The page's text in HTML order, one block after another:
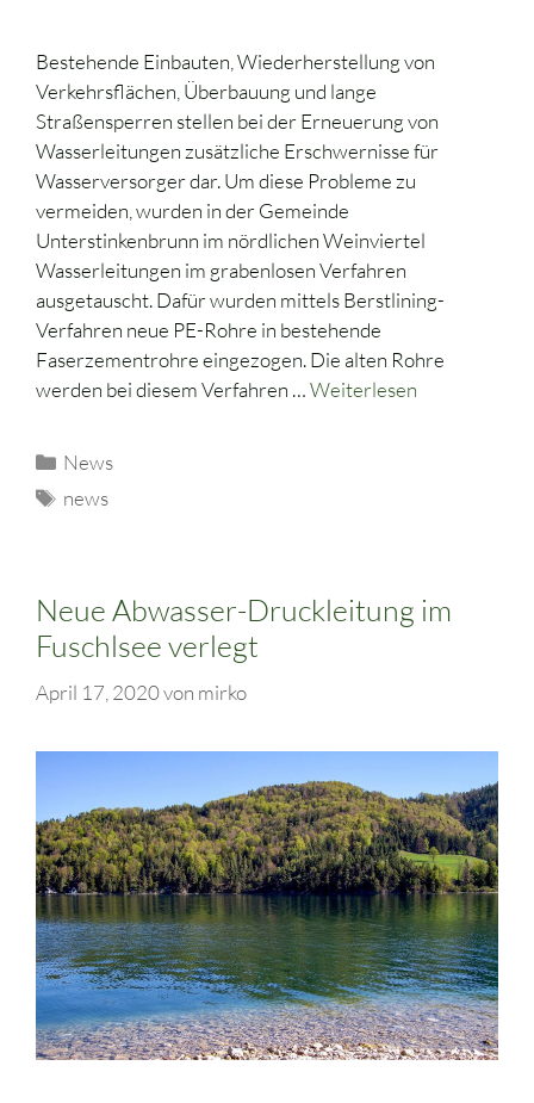
Bestehende Einbauten, Wiederherstellung von
Verkehrsflächen, Überbauung und lange
Straßensperren stellen bei der Erneuerung von
Wasserleitungen zusätzliche Erschwernisse für
Wasserversorger dar. Um diese Probleme zu
vermeiden, wurden in der Gemeinde
Unterstinkenbrunn im nördlichen Weinviertel
Wasserleitungen im grabenlosen Verfahren
ausgetauscht. Dafür wurden mittels Berstlining-
Verfahren neue PE-Rohre in bestehende
Faserzementrohre eingezogen. Die alten Rohre
werden bei diesem Verfahren …Weiterlesen
News
news
Neue Abwasser-Druckleitung im
Fuschlsee verlegt
April 17, 2020von mirko